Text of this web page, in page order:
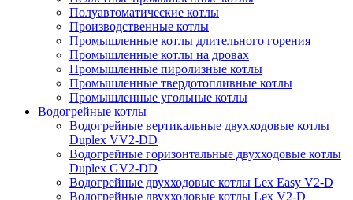
Полуавтоматические котлы
Производственные котлы
Промышленные котлы длительного горения
Промышленные котлы на дровах
Промышленные пиролизные котлы
Промышленные твердотопливные котлы
Промышленные угольные котлы
Водогрейные котлы
Водогрейные вертикальные двухходовые котлы
Duplex VV2-DD
Водогрейные горизонтальные двухходовые котлы
Duplex GV2-DD
Водогрейные двухходовые котлы Lex Easy V2-D
Водогрейные двухходовые котлы Lex V2-D